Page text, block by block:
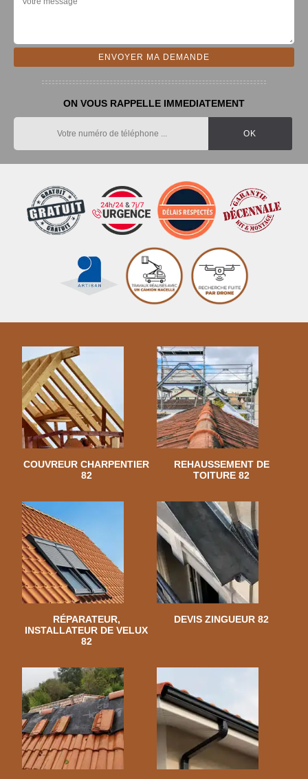
ON VOUS RAPPELLE IMMEDIATEMENT
COUVREUR CHARPENTIER
82
REHAUSSEMENT DE
TOITURE 82
RÉPARATEUR,
INSTALLATEUR DE VELUX
82
DEVIS ZINGUEUR 82